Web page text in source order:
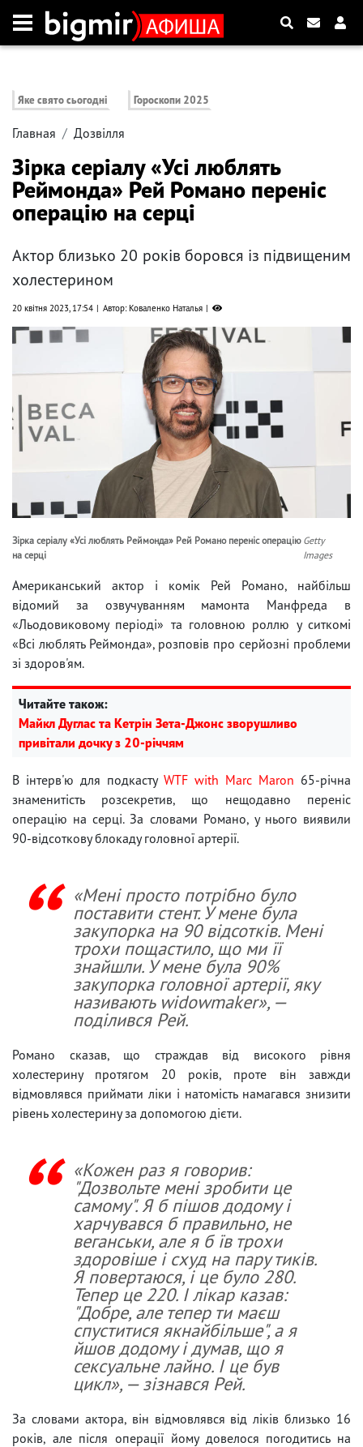
Яке свято сьогодні Гороскопи 2025
Главная Дозвілля
Зірка серіалу «Усі люблять
Реймонда» Рей Романо переніс
операцію на серці
Актор близько 20 років боровся із підвищеним
холестерином
20 квітня 2023, 17:54 Автор: Коваленко Наталья
Зірка серіалу «Усі люблять Реймонда» Рей Романо переніс операцію
на серці
Getty
Images
Американський актор і комік Рей Романо, найбільш
відомий за озвучуванням мамонта Манфреда в
«Льодовиковому періоді» та головною роллю у ситкомі
«Всі люблять Реймонда», розповів про серйозні проблеми
зі здоров'ям.
Читайте також:
Майкл Дуглас та Кетрін Зета-Джонс зворушливо
привітали дочку з 20-річчям
В інтерв'ю для подкасту WTF with Marc Maron 65-річна
знаменитість розсекретив, що нещодавно переніс
операцію на серці. За словами Романо, у нього виявили
90-відсоткову блокаду головної артерії.
«Мені просто потрібно було
поставити стент. У мене була
закупорка на 90 відсотків. Мені
трохи пощастило, що ми її
знайшли. У мене була 90%
закупорка головної артерії, яку
називають widowmaker», —
поділився Рей.
Романо сказав, що страждав від високого рівня
холестерину протягом 20 років, проте він завжди
відмовлявся приймати ліки і натомість намагався знизити
рівень холестерину за допомогою дієти.
«Кожен раз я говорив:
"Дозвольте мені зробити це
самому". Я б пішов додому і
харчувався б правильно, не
веганськи, але я б їв трохи
здоровіше і схуд на пару тиків.
Я повертаюся, і це було 280.
Тепер це 220. І лікар казав:
"Добре, але тепер ти маєш
спуститися якнайбільше", а я
йшов додому і думав, що я
сексуальне лайно. І це був
цикл», — зізнався Рей.
За словами актора, він відмовлявся від ліків близько 16
років, але після операції йому довелося погодитись на